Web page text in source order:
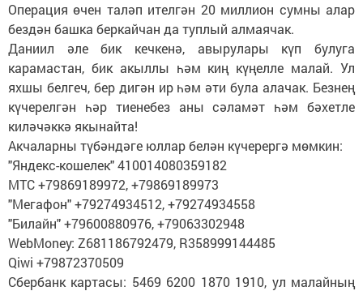
Операция өчен таләп ителгән 20 миллион сумны алар
бездән башка беркайчан да туплый алмаячак.
Даниил әле бик кечкенә, авырулары күп булуга
карамастан, бик акыллы һәм киң күңелле малай. Ул
яхшы белгеч, бер дигән ир һәм әти була алачак. Безнең
күчерелгән һәр тиенебез аны сәламәт һәм бәхетле
киләчәккә якынайта!
Акчаларны түбәндәге юллар белән күчерергә мөмкин:
"Яндекс-кошелек" 410014080359182
МТС +79869189972, +79869189973
"Мегафон" +79274934512, +79274934558
"Билайн" +79600880976, +79063302948
WebMoney: Z681186792479, R358999144485
Qiwi +79872370509
Сбербанк картасы: 5469 6200 1870 1910, ул малайның